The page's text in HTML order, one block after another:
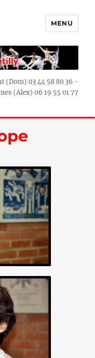
MENU
(Dom) 03 44 58 80 36 -
(Alex) 06 19 55 01 77